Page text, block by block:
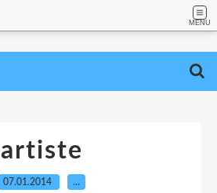
MENU
artiste
07.01.2014 …